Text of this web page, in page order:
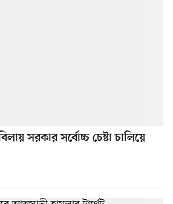
সরকার সর্বোচ্চ চেষ্টা চালিয়ে